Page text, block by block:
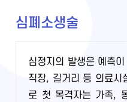
심폐소생술
심정지의 발생은 예측
직장, 길거리 등 의료시
로 첫 목격자는 가족,